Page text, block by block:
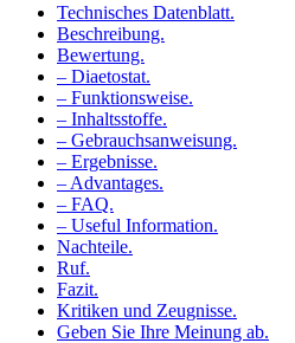
Technisches Datenblatt.
Beschreibung.
Bewertung.
– Diaetostat.
– Funktionsweise.
– Inhaltsstoffe.
– Gebrauchsanweisung.
– Ergebnisse.
– Advantages.
– FAQ.
– Useful Information.
Nachteile.
Ruf.
Fazit.
Kritiken und Zeugnisse.
Geben Sie Ihre Meinung ab.